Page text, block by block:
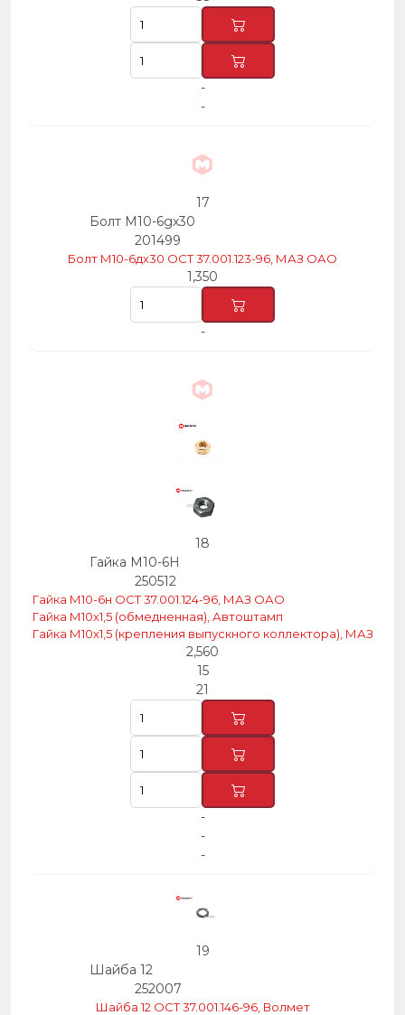
-
-
17
Болт М10-6gх30
201499
Болт М10-6дх30 ОСТ 37.001.123-96, МАЗ ОАО
1,350
-
18
Гайка М10-6Н
250512
Гайка М10-6н ОСТ 37.001.124-96, МАЗ ОАО
Гайка М10х1,5 (обмедненная), Автоштамп
Гайка М10х1,5 (крепления выпускного коллектора), МАЗ
2,560
15
21
-
-
-
19
Шайба 12
252007
Шайба 12 ОСТ 37.001.146-96, Волмет